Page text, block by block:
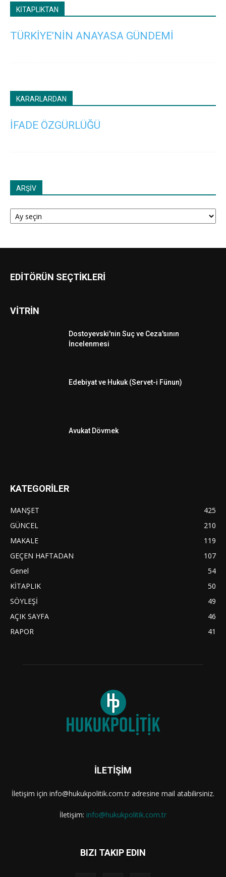
KİTAPLIKTAN
TÜRKİYE’NİN ANAYASA GÜNDEMİ
KARARLARDAN
İFADE ÖZGÜRLÜĞÜ
ARŞİV
ARŞİV
EDİTÖRÜN SEÇTİKLERİ
VİTRİN
Dostoyevski'nin Suç ve Ceza'sının
İncelenmesi
Edebiyat ve Hukuk (Servet-i Fünun)
Avukat Dövmek
KATEGORİLER
MANŞET
425
GÜNCEL
210
MAKALE
119
GEÇEN HAFTADAN
107
Genel
54
KİTAPLIK
50
SÖYLEŞİ
49
AÇIK SAYFA
46
RAPOR
41
İLETİŞİM
İletişim için info@hukukpolitik.com.tr adresine mail atabilirsiniz.
İletişim: info@hukukpolitik.com.tr
BIZI TAKIP EDIN